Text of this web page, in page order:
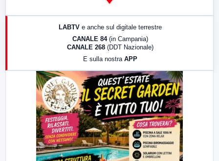
17:00 LabNews (replica)
LabNews (replica)
LABTV e anche sul digitale terrestre
CANALE 84 (in Campania)
CANALE 268 (DDT Nazionale)
E sulla nostra APP